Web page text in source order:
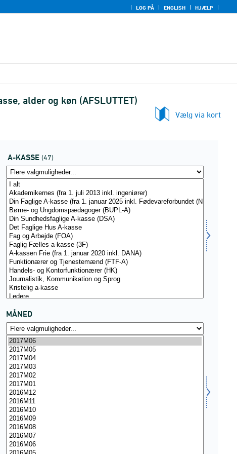
LOG PÅ ENGLISH HJÆLP
alder og køn (AFSLUTTET)
Vælg via kort
A-KASSE (47)
MÅNED